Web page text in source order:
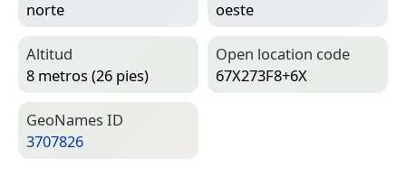
norte
oeste
Altitud
8 metros (26 pies)
Open location code
67X273F8+6X
Geo­Names ID
3707826